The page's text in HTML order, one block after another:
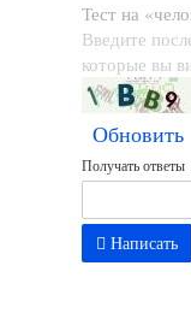
Тест на
Введите
которые вы
Обновить
Получать ответы
Написать